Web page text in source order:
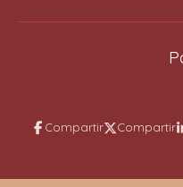
Compartir Compartir